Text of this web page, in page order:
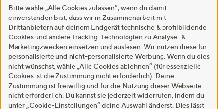
Bitte wähle „Alle Cookies zulassen“, wenn du damit
einverstanden bist, dass wir in Zusammenarbeit mit
Drittanbietern auf deinem Endgerät technische & profilbildende
Cookies und andere Tracking-Technologien zu Analyse- &
Marketingzwecken einsetzen und auslesen. Wir nutzen diese für
personalisierte und nicht-personalisierte Werbung. Wenn du dies
nicht wünschst, wähle „Alle Cookies ablehnen“ (für essenzielle
Cookies ist die Zustimmung nicht erforderlich). Deine
Zustimmung ist freiwillig und für die Nutzung dieser Webseite
nicht erforderlich. Du kannst sie jederzeit widerrufen, indem du
unter „Cookie-Einstellungen“ deine Auswahl änderst. Dies lässt